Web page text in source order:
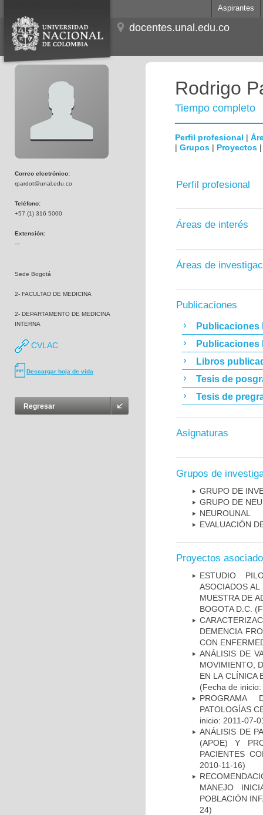
Aspirantes
docentes.unal.edu.co
Correo electrónico:
rpardot@unal.edu.co
Teléfono:
+57 (1) 316 5000
Extensión:
---
Sede Bogotá
2- FACULTAD DE MEDICINA
2- DEPARTAMENTO DE MEDICINA
INTERNA
CVLAC
Descargar hoja de vida
Regresar
Rodrigo
Tiempo completo
Perfil profesional |
| Grupos | Proyectos
Perfil profesional
Áreas de interés
Áreas de
Publicaciones
Publicaciones
Publicaciones
Libros
Tesis de
Tesis de
Asignaturas
Grupos de
GRUPO DE
GRUPO DE
NEUROUNAL
EVALUACIÓN
Proyectos
ESTUDIO
ASOCIADOS
MUESTRA DE
BOGOTA D.C.
DEMENCIA
CON
ANÁLISIS DE
MOVIMIENTO,
EN LA CLÍNICA
(Fecha de
PROGRAMA
PATOLOGÍAS
inicio: 2011-07-
ANÁLISIS DE
(APOE) Y
PACIENTES
2010-11-16)
MANEJO
POBLACIÓN
24)